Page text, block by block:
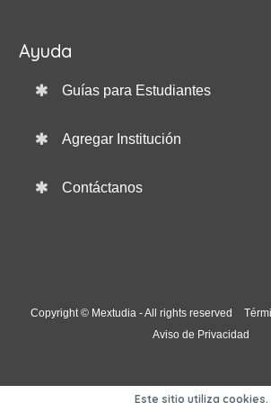
Ayuda
Guías para Estudiantes
Agregar Institución
Contáctanos
Copyright © Mextudia - All rights reserved
Aviso de Privacidad
Este sitio utiliza cookies.